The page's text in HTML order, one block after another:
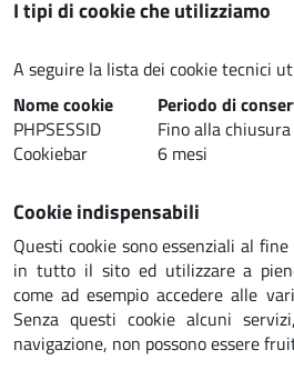
I tipi di cookie che utilizziamo
A seguire la lista dei cookie tecnici
Nome cookie
Periodo di
PHPSESSID
Fino alla
Cookiebar
6 mesi
Cookie indispensabili
Questi cookie sono essenziali al
in tutto il sito ed utilizzare a
come ad esempio accedere alle
Senza questi cookie alcuni
navigazione, non possono essere